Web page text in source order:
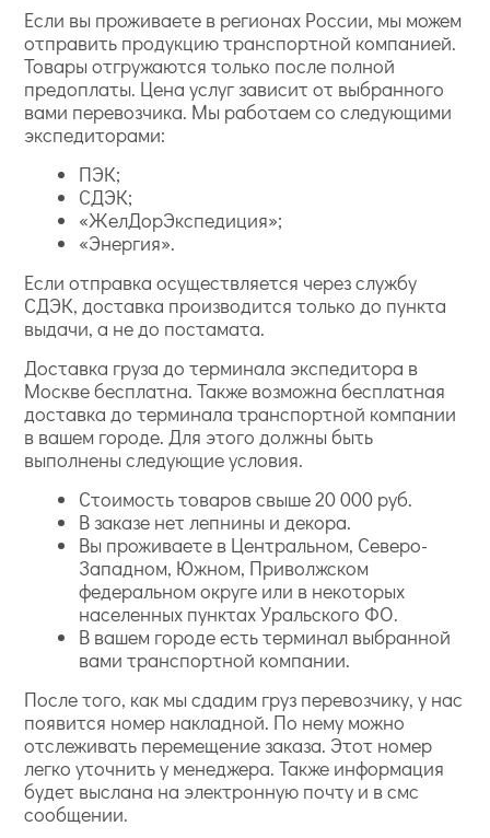
Если вы проживаете в регионах России, мы можем
отправить продукцию транспортной компанией.
Товары отгружаются только после полной
предоплаты. Цена услуг зависит от выбранного
вами перевозчика. Мы работаем со следующими
экспедиторами:
ПЭК;
СДЭК;
«ЖелДорЭкспедиция»;
«Энергия».
Если отправка осуществляется через службу
СДЭК, доставка производится только до пункта
выдачи, а не до постамата.
Доставка груза до терминала экспедитора в
Москве бесплатна. Также возможна бесплатная
доставка до терминала транспортной компании
в вашем городе. Для этого должны быть
выполнены следующие условия.
Стоимость товаров свыше 20 000 руб.
В заказе нет лепнины и декора.
Вы проживаете в Центральном, Северо-
Западном, Южном, Приволжском
федеральном округе или в некоторых
населенных пунктах Уральского ФО.
В вашем городе есть терминал выбранной
вами транспортной компании.
После того, как мы сдадим груз перевозчику, у нас
появится номер накладной. По нему можно
отслеживать перемещение заказа. Этот номер
легко уточнить у менеджера. Также информация
будет выслана на электронную почту и в смс
сообщении.